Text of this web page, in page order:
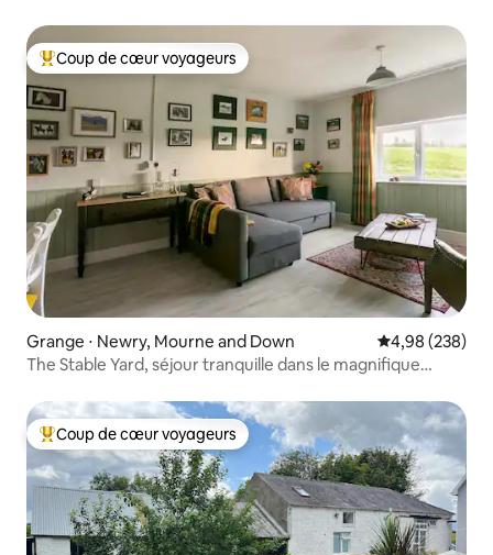
Coups de cœur voyageurs les plus appréciés
Coup de cœur voyageurs
Grange ⋅ Newry, Mourne and Down Évaluation
4,98 (238)
The Stable Yard, séjour tranquille dans le magnifique
Coups de cœur voyageurs les plus appréciés
Coup de cœur voyageurs